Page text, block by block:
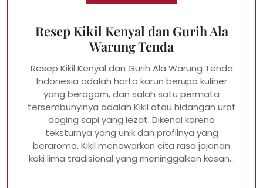
Resep Kikil Kenyal dan Gurih Ala
Warung Tenda
Resep Kikil Kenyal dan Gurih Ala Warung Tenda
Indonesia adalah harta karun berupa kuliner
yang beragam, dan salah satu permata
tersembunyinya adalah Kikil atau hidangan urat
daging sapi yang lezat. Dikenal karena
teksturnya yang unik dan profilnya yang
beraroma, Kikil menawarkan cita rasa jajanan
kaki lima tradisional yang meninggalkan kesan…